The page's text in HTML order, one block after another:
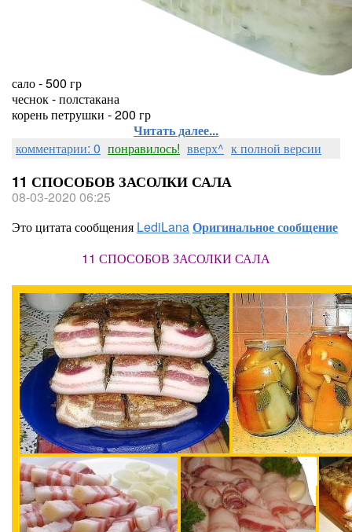
сало - 500 гр
чеснок - полстакана
корень петрушки - 200 гр
Читать далее...
комментарии: 0 понравилось! вверх^ к полной версии
11 СПОСОБОВ ЗАСОЛКИ САЛА
08-03-2020 06:25
Это цитата сообщения LediLanaОригинальное сообщение
11 СПОСОБОВ ЗАСОЛКИ САЛА